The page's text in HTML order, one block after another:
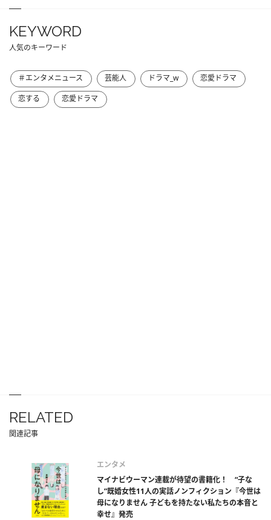
KEYWORD
人気のキーワード
＃エンタメニュース 芸能人 ドラマ_w
恋愛ドラマ
恋する
恋愛ドラマ
RELATED
関連記事
エンタメ
マイナビウーマン連載が待望の書籍化！ “子な
し”既婚女性11人の実話ノンフィクション『今世は
母になりません 子どもを持たない私たちの本音と
幸せ』発売